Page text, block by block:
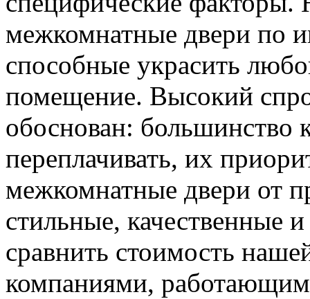
межкомнатные двери по
способные украсить
помещение. Высокий
обоснован: большинство
переплачивать, их
межкомнатные двери от
стильные, качественные
сравнить стоимость
компаниями,